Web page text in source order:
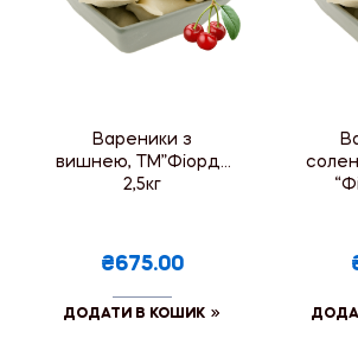
Вареники з
вишнею, ТМ”Фіорд”,
2,5кг
₴675.00
ДОДАТИ В КОШИК